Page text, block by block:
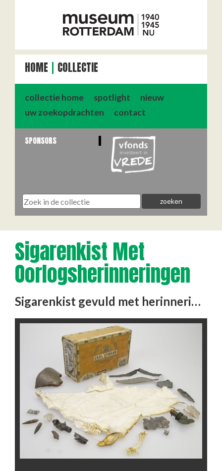
HOME COLLECTIE
collectie home spotlight
nieuw
uw zoekopdrachten
contact
SPONSORS
Sigarenkist Met
Oorlogsherinneringen
Sigarenkist gevuld met herinneringen aan de oorlog. Objecten en resten die men verzamelen kon op straat, stille …